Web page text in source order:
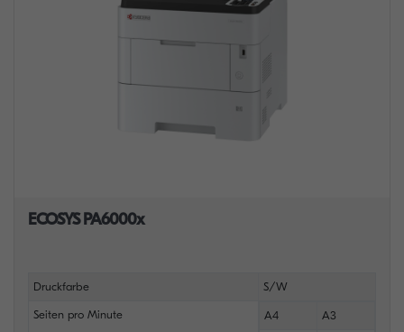
ECOSYS PA6000x
Druckfarbe S/W
Seiten pro Minute A4 A3